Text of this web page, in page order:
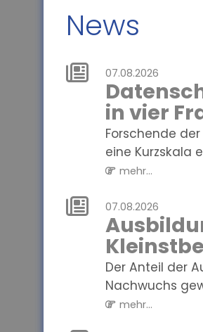
News
07.08.2026
in vier
Forschende
eine Kurzskala
mehr...
07.08.2026
Der Anteil der
Nachwuchs
mehr...